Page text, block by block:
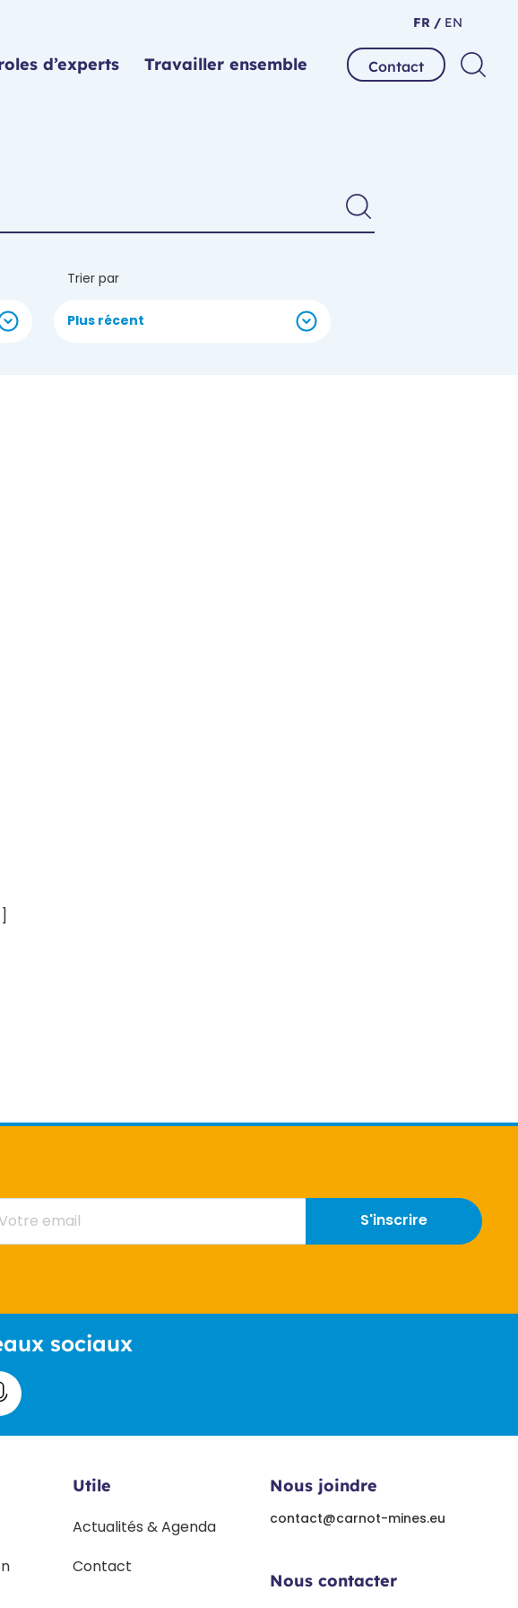
d’experts Travailler ensemble Contact
FR / EN
Trier par
Plus récent
S'inscrire
sociaux
Utile
Actualités & Agenda
Contact
Nous joindre
contact@carnot-mines.eu
Nous contacter